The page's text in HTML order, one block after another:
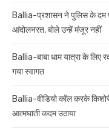
Ballia-प्रशासन ने पुलिस के दम
आंदोलनरत, बोले उन्हें मंजूर नहीं
Ballia-बाबा धाम यात्रा के लिए
गया स्वागत
Ballia-वीडियो कॉल करके
आत्मघाती कदम उठाया